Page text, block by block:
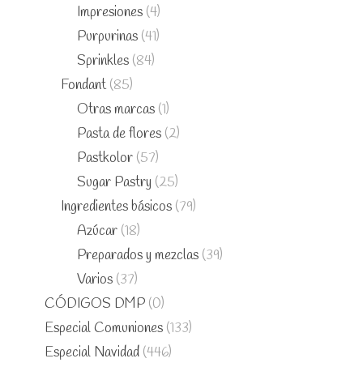
Impresiones (4)
Purpurinas (41)
Sprinkles (84)
Fondant (85)
Otras marcas (1)
Pasta de flores (2)
Pastkolor (57)
Sugar Pastry (25)
Ingredientes básicos (79)
Azúcar (18)
Preparados y mezclas (39)
Varios (37)
CÓDIGOS DMP (0)
Especial Comuniones (133)
Especial Navidad (446)